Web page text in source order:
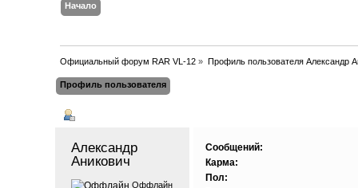
Начало
Официальный форум RAR VL-12 » Профиль пользователя Александр
Профиль пользователя
Александр
Аникович
Оффлайн
Сообщений:
Карма:
Пол: